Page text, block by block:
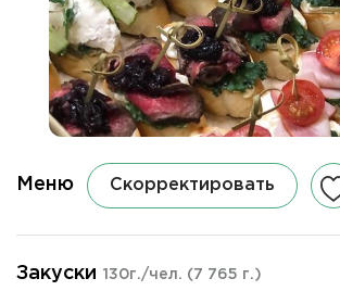
Меню Скорректировать
Закуски 130г./чел. (7 765 г.)